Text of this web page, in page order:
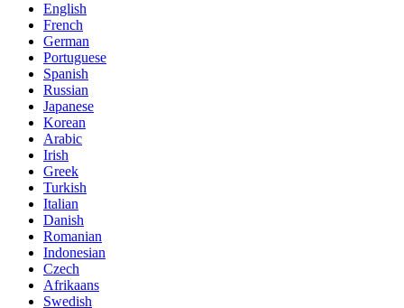
English
French
German
Portuguese
Spanish
Russian
Japanese
Korean
Arabic
Irish
Greek
Turkish
Italian
Danish
Romanian
Indonesian
Czech
Afrikaans
Swedish